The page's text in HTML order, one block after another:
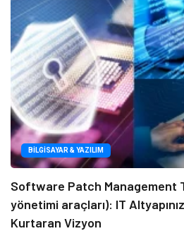
BILGISAYAR & YAZILIM
Software Patch Management
yönetimi araçları): IT
Kurtaran Vizyon